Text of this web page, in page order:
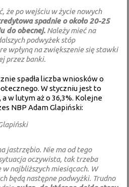
że po wejściu w życie nowych
spadnie o około 20-25
do obecnej. Należy mieć na
podwyżek stóp
wpłyną na zwiększenie się stawki
przez banki.
spadła liczba wniosków o
W styczniu jest to
w lutym aż o 36,3%. Kolejne
NBP Adam Glapiński:
jastrzębio. Nie ma od tego
oczywista, tak trzeba
w najbliższych miesiącach. W
będą następne podwyżki. Trudno